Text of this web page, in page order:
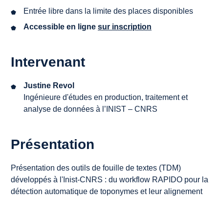
Entrée libre dans la limite des places disponibles
Accessible en ligne sur inscription
Intervenant
Justine Revol
Ingénieure d'études en production, traitement et
analyse de données à l’INIST – CNRS
Présentation
Présentation des outils de fouille de textes (TDM)
développés à l'Inist-CNRS : du workflow RAPIDO pour la
détection automatique de toponymes et leur alignement